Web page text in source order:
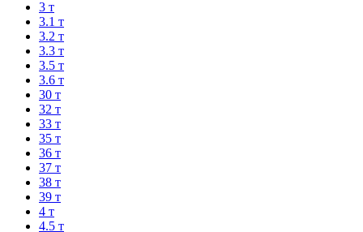
3 т
3.1 т
3.2 т
3.3 т
3.5 т
3.6 т
30 т
32 т
33 т
35 т
36 т
37 т
38 т
39 т
4 т
4.5 т